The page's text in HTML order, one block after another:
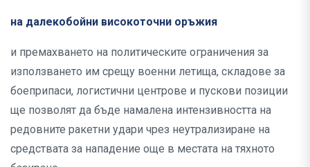
на далекобойни високоточни оръжия
и премахването на политическите ограничения за
използването им срещу военни летища, складове за
боеприпаси, логистични центрове и пускови позиции
ще позволят да бъде намалена интензивността на
редовните ракетни удари чрез неутрализиране на
средствата за нападение още в местата на тяхното